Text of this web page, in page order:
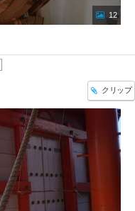
12
クリップ